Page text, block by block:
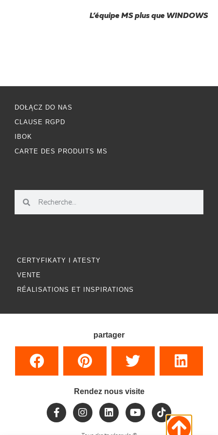
L’équipe MS plus que WINDOWS
DOŁĄCZ DO NAS
CLAUSE RGPD
IBOK
CARTE DES PRODUITS MS
CERTYFIKATY I ATESTY
VENTE
RÉALISATIONS ET INSPIRATIONS
partager
Rendez nous visite